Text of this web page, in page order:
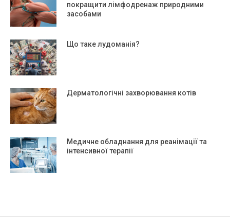
покращити лімфодренаж природними
засобами
Що таке лудоманія?
Дерматологічні захворювання котів
Медичне обладнання для реанімації та
інтенсивної терапії